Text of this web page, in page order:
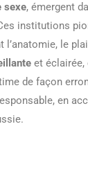
sexe, émergent
institutions
le
et éclairée,
de façon
en